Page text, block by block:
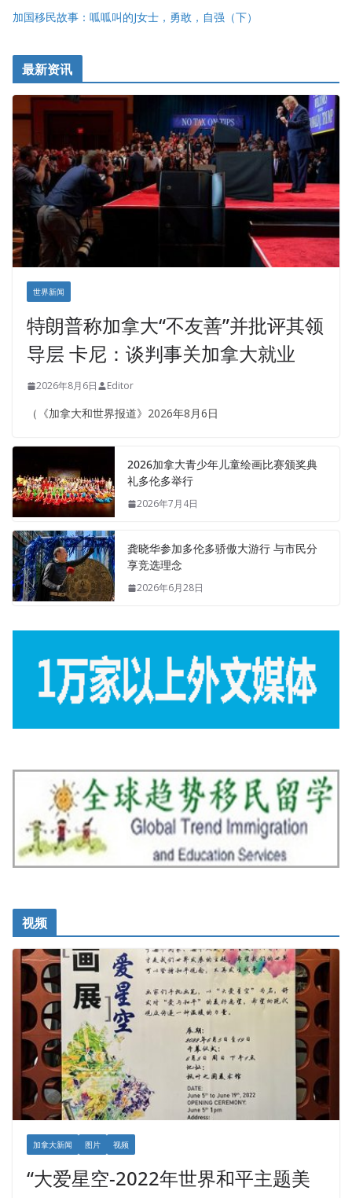
加国移民故事：呱呱叫的J女士，勇敢，自强（下）
最新资讯
世界新闻
特朗普称加拿大“不友善”并批评其领
导层 卡尼：谈判事关加拿大就业
2026年8月6日 Editor
（《加拿大和世界报道》2026年8月6日
2026加拿大青少年儿童绘画比赛颁奖典
礼多伦多举行
2026年7月4日
龚晓华参加多伦多骄傲大游行 与市民分
享竞选理念
2026年6月28日
视频
加拿大新闻 图片 视频
“大爱星空-2022年世界和平主题美